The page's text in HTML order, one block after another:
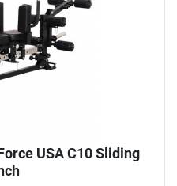
USA C10 Sliding